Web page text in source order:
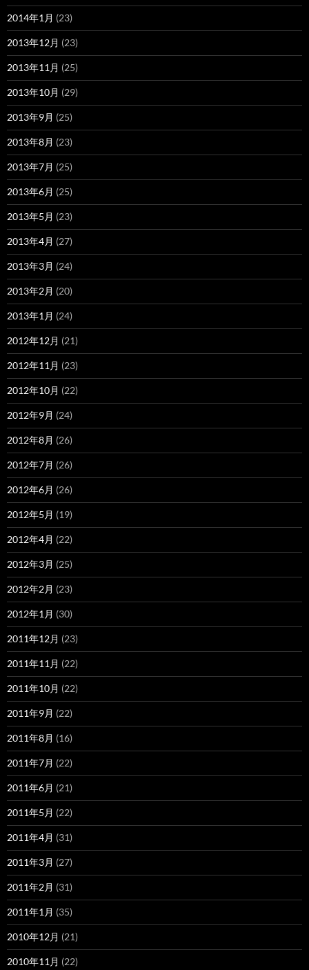
2014年1月 (23)
2013年12月 (23)
2013年11月 (25)
2013年10月 (29)
2013年9月 (25)
2013年8月 (23)
2013年7月 (25)
2013年6月 (25)
2013年5月 (23)
2013年4月 (27)
2013年3月 (24)
2013年2月 (20)
2013年1月 (24)
2012年12月 (21)
2012年11月 (23)
2012年10月 (22)
2012年9月 (24)
2012年8月 (26)
2012年7月 (26)
2012年6月 (26)
2012年5月 (19)
2012年4月 (22)
2012年3月 (25)
2012年2月 (23)
2012年1月 (30)
2011年12月 (23)
2011年11月 (22)
2011年10月 (22)
2011年9月 (22)
2011年8月 (16)
2011年7月 (22)
2011年6月 (21)
2011年5月 (22)
2011年4月 (31)
2011年3月 (27)
2011年2月 (31)
2011年1月 (35)
2010年12月 (21)
2010年11月 (22)